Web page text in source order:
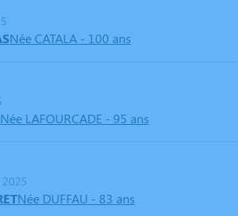
Née CATALA - 100 ans
Née LAFOURCADE - 95 ans
Née DUFFAU - 83 ans